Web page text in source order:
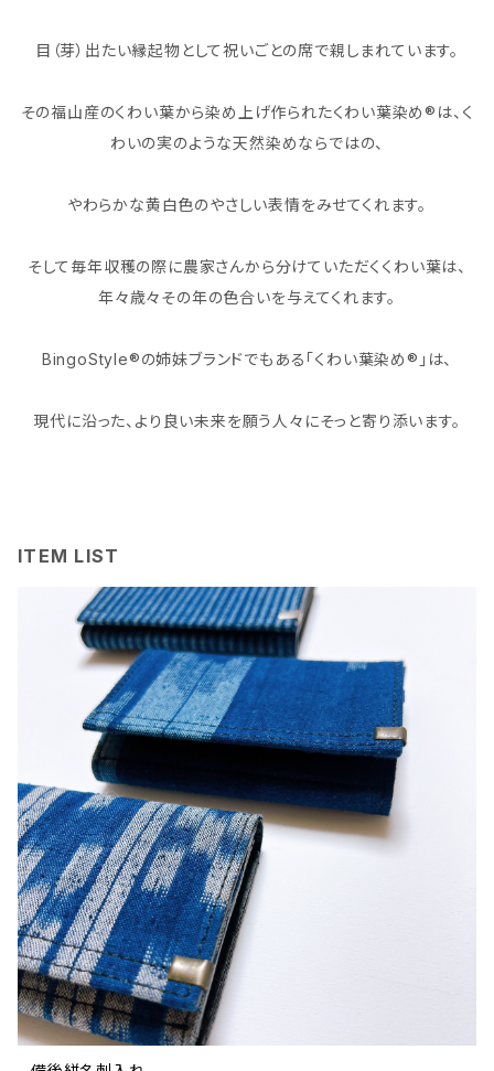
目（芽）出たい縁起物として祝いごとの席で親しまれています。
その福山産のくわい葉から染め上げ作られたくわい葉染め®は、く
わいの実のような天然染めならではの、
やわらかな黄白色のやさしい表情をみせてくれます。
そして毎年収穫の際に農家さんから分けていただくくわい葉は、
年々歳々その年の色合いを与えてくれます。
BingoStyle®の姉妹ブランドでもある「くわい葉染め®」は、
現代に沿った、より良い未来を願う人々にそっと寄り添います。
ITEM LIST